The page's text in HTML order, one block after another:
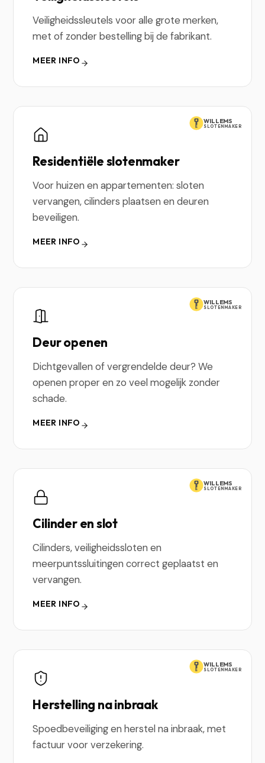
Veiligheidssleutels voor alle grote merken,
met of zonder bestelling bij de fabrikant.
MEER INFO
WILLEMS
SLOTENMAKER
Residentiële slotenmaker
Voor huizen en appartementen: sloten
vervangen, cilinders plaatsen en deuren
beveiligen.
MEER INFO
WILLEMS
SLOTENMAKER
Deur openen
Dichtgevallen of vergrendelde deur? We
openen proper en zo veel mogelijk zonder
schade.
MEER INFO
WILLEMS
SLOTENMAKER
Cilinder en slot
Cilinders, veiligheidssloten en
meerpuntssluitingen correct geplaatst en
vervangen.
MEER INFO
WILLEMS
SLOTENMAKER
Herstelling na inbraak
Spoedbeveiliging en herstel na inbraak, met
factuur voor verzekering.